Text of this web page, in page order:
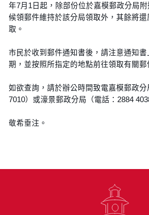
年7月1日起，除部份位於嘉模郵政分局
候領郵件維持於該分局領取外，其餘將
取。
市民於收到郵件通知書後，請注意通知書
期，並按照所指定的地點前往領取有關郵
如欲查詢，請於辦公時間致電嘉模郵政
7010）或濠景郵政分局（電話：2884
敬希垂注。